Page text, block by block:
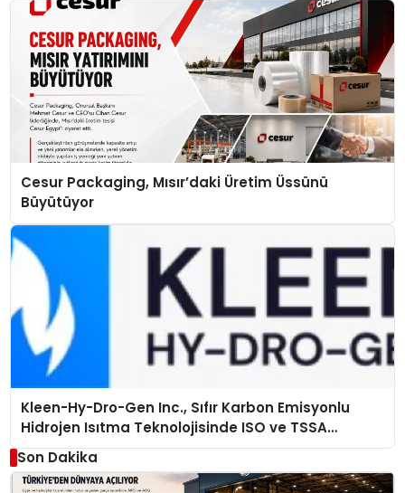
Cesur Packaging, Mısır’daki Üretim Üssünü
Büyütüyor
Kleen-Hy-Dro-Gen Inc., Sıfır Karbon Emisyonlu
Hidrojen Isıtma Teknolojisinde ISO ve TSSA
Düzenleyici Onaylarını Aldı
Son Dakika